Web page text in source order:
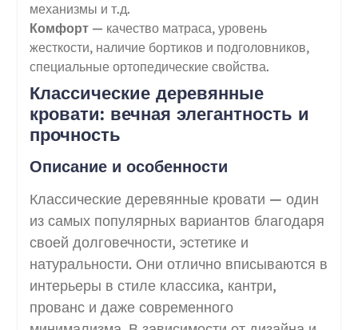
механизмы и т.д.
Комфорт— качество матраса, уровень
жесткости, наличие бортиков и подголовников,
специальные ортопедические свойства.
Классические деревянные
кровати: вечная элегантность и
прочность
Описание и особенности
Классические деревянные кровати — один
из самых популярных вариантов благодаря
своей долговечности, эстетике и
натуральности. Они отлично вписываются в
интерьеры в стиле классика, кантри,
прованс и даже современного